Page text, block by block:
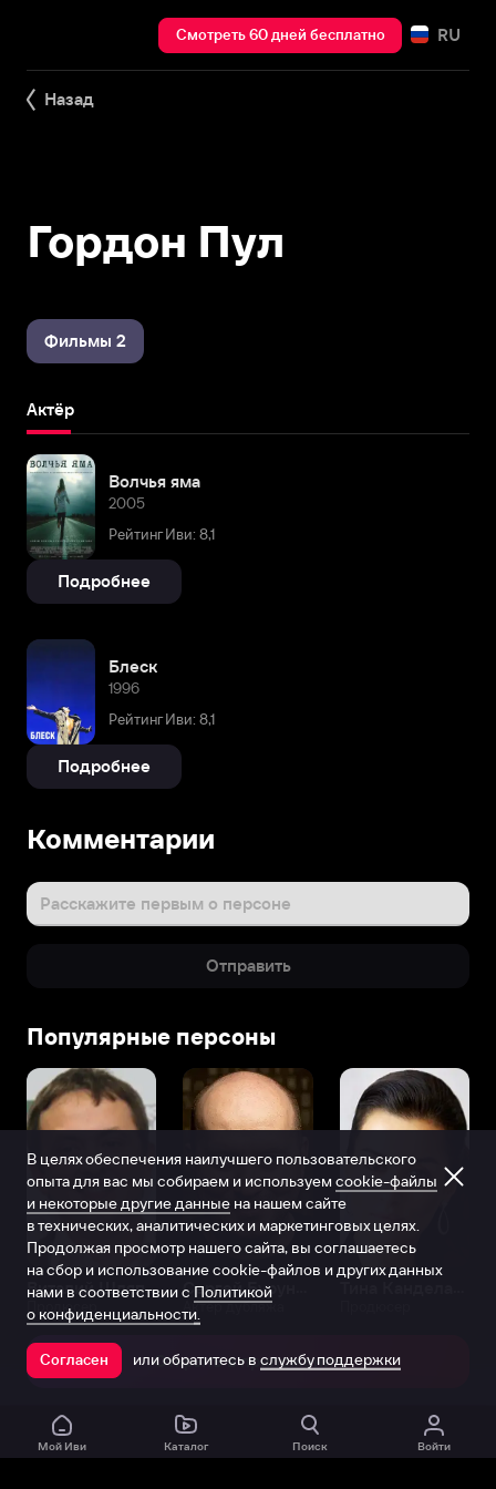
Смотреть 60 дней бесплатно RU
Назад
Гордон Пул
Фильмы 2
Актёр
Волчья яма
2005
Рейтинг Иви: 8,1
Подробнее
Блеск
1996
Рейтинг Иви: 8,1
Подробнее
Комментарии
Расскажите первым о персоне
Отправить
Популярные персоны
Виталий Шляппо
Продюсер Актёр дубляжа
Открыть в приложении
Мой Иви Каталог Поиск Войти
В целях обеспечения наилучшего пользовательского
опыта для вас мы собираем и используем cookie-файлы
и некоторые другие данные на нашем сайте
в технических, аналитических и маркетинговых целях.
Продолжая просмотр нашего сайта, вы соглашаетесь
на сбор и использование cookie-файлов и других данных
нами в соответствии с Политикой
о конфиденциальности.
Согласен или обратитесь в службу поддержки